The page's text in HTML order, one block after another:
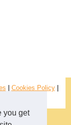
you get
Cookies Policy|